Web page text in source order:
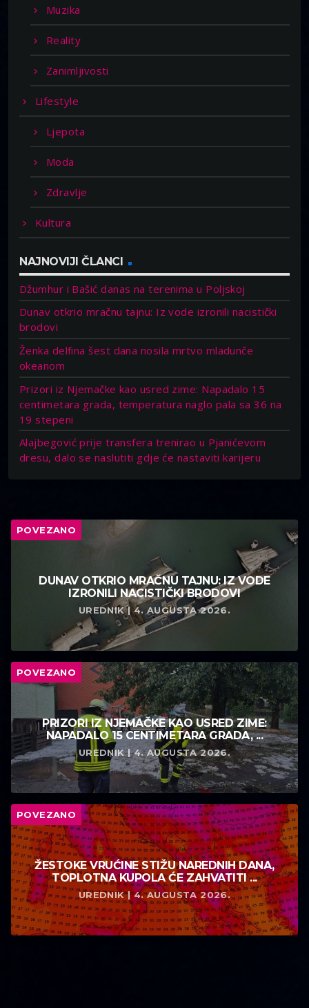
Muzika
Reality
Zanimljivosti
Lifestyle
Ljepota
Moda
Zdravlje
Kultura
NAJNOVIJI ČLANCI
Džumhur i Bašić danas na terenima u Poljskoj
Dunav otkrio mračnu tajnu: Iz vode izronili nacistički
brodovi
Ženka delfina šest dana nosila mrtvo mladunče
okeanom
Prizori iz Njemačke kao usred zime: Napadalo 15
centimetara grada, temperatura naglo pala sa 36 na
19 stepeni
Alajbegović prije transfera trenirao u Pjanićevom
dresu, dalo se naslutiti gdje će nastaviti karijeru
POVEZANO
DUNAV OTKRIO MRAČNU TAJNU: IZ VODE
IZRONILI NACISTIČKI BRODOVI
UREDNIK | 4. AUGUSTA 2026.
POVEZANO
PRIZORI IZ NJEMAČKE KAO USRED ZIME:
NAPADALO 15 CENTIMETARA GRADA, ...
UREDNIK | 4. AUGUSTA 2026.
POVEZANO
ŽESTOKE VRUĆINE STIŽU NAREDNIH DANA,
TOPLOTNA KUPOLA ĆE ZAHVATITI ...
UREDNIK | 4. AUGUSTA 2026.